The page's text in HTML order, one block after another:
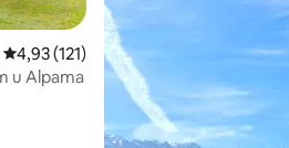
Prosječna ocjena: 4,93/5, recenzija: 121
4,93 (121)
u Alpama